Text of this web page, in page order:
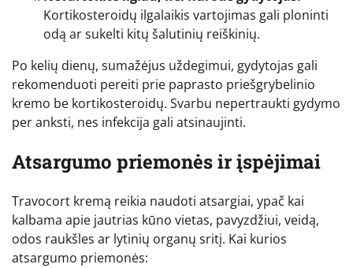
Kortikosteroidų ilgalaikis vartojimas gali ploninti
odą ar sukelti kitų šalutinių reiškinių.
Po kelių dienų, sumažėjus uždegimui, gydytojas gali
rekomenduoti pereiti prie paprasto priešgrybelinio
kremo be kortikosteroidų. Svarbu nepertraukti gydymo
per anksti, nes infekcija gali atsinaujinti.
Atsargumo priemonės ir įspėjimai
Travocort kremą reikia naudoti atsargiai, ypač kai
kalbama apie jautrias kūno vietas, pavyzdžiui, veidą,
odos raukšles ar lytinių organų sritį. Kai kurios
atsargumo priemonės: